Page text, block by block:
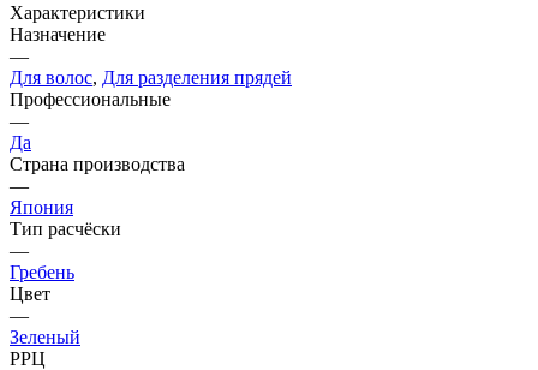
Характеристики
Назначение
—
Для волос, Для разделения прядей
Профессиональные
—
Да
Страна производства
—
Япония
Тип расчёски
—
Гребень
Цвет
—
Зеленый
РРЦ